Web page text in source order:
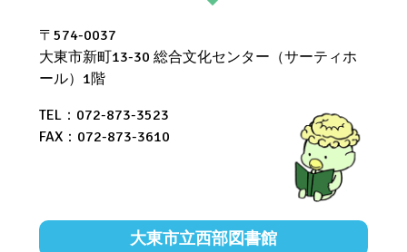
〒574-0037
大東市新町13-30 総合文化センター（サーティホ
ール）1階
TEL：072-873-3523
FAX：072-873-3610
大東市立西部図書館